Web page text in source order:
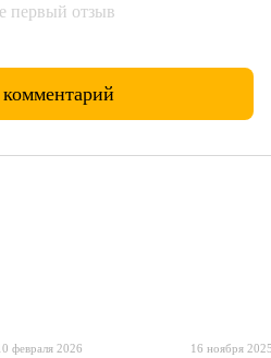
первый отзыв
февраля 2026 16 ноября